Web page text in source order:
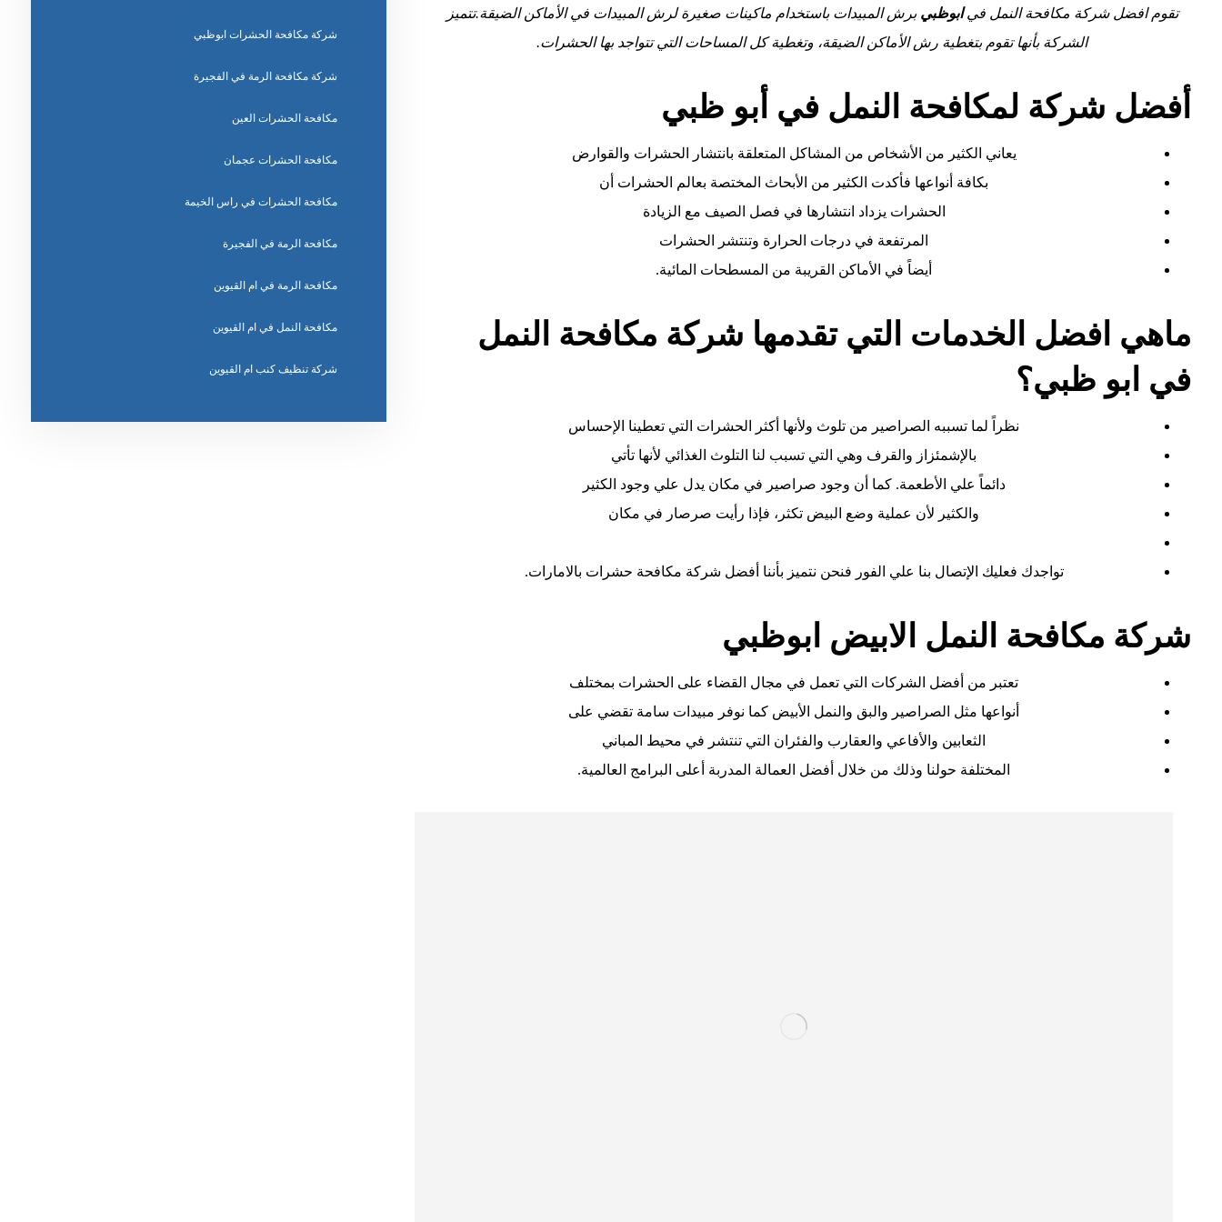
تقوم افضل شركة مكافحة النمل فيابوظبي برش المبيدات باستخدام ماكينات صغيرة لرش المبيدات في الأماكن الضيقة.تتميز
الشركة بأنها تقوم بتغطية رش الأماكن الضيقة، وتغطية كل المساحات التي تتواجد بها الحشرات.
أفضل شركة لمكافحة النمل في أبو ظبي
يعاني الكثير من الأشخاص من المشاكل المتعلقة بانتشار الحشرات والقوارض
بكافة أنواعها فأكدت الكثير من الأبحاث المختصة بعالم الحشرات أن
الحشرات يزداد انتشارها في فصل الصيف مع الزيادة
المرتفعة في درجات الحرارة وتنتشر الحشرات
أيضاً في الأماكن القريبة من المسطحات المائية.
ماهي افضل الخدمات التي تقدمها شركة مكافحة النمل
في ابو ظبي؟
نظراً لما تسببه الصراصير من تلوث ولأنها أكثر الحشرات التي تعطينا الإحساس
بالإشمئزاز والقرف وهي التي تسبب لنا التلوث الغذائي لأنها تأتي
دائماً علي الأطعمة. كما أن وجود صراصير في مكان يدل علي وجود الكثير
والكثير لأن عملية وضع البيض تكثر، فإذا رأيت صرصار في مكان
تواجدك فعليك الإتصال بنا علي الفور فنحن نتميز بأننا أفضل شركة مكافحة حشرات بالامارات.
شركة مكافحة النمل الابيض ابوظبي
تعتبر من أفضل الشركات التي تعمل في مجال القضاء على الحشرات بمختلف
أنواعها مثل الصراصير والبق والنمل الأبيض كما نوفر مبيدات سامة تقضي على
الثعابين والأفاعي والعقارب والفئران التي تنتشر في محيط المباني
المختلفة حولنا وذلك من خلال أفضل العمالة المدربة أعلى البرامج العالمية.
شركة مكافحة الحشرات ابوظبي
شركة مكافحة الرمة في الفجيرة
مكافحة الحشرات العين
مكافحة الحشرات عجمان
مكافحة الحشرات في راس الخيمة
مكافحة الرمة في الفجيرة
مكافحة الرمة في ام القيوين
مكافحة النمل في ام القيوين